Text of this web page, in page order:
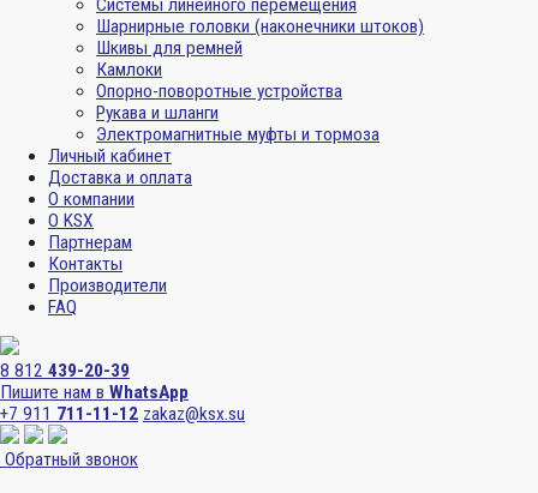
Шарнирные головки (наконечники штоков)
Шкивы для ремней
Камлоки
Опорно-поворотные устройства
Рукава и шланги
Электромагнитные муфты и тормоза
Личный кабинет
Доставка и оплата
О компании
О KSX
Партнерам
Контакты
Производители
FAQ
8 812 439-20-39
Пишите нам в WhatsApp
+7 911 711-11-12 zakaz@ksx.su
Обратный звонок